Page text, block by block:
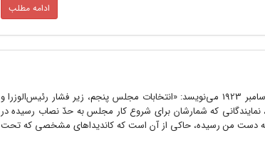
ادامه مطلب
کرنفلد کاردار وقت آمریکا در تهران در گزارش خود به تاریخ 10 دسامبر 1923 می‌نویسد: «انتخابات مجلس پنجم، زیر فشار رئیس‌الوزرا و
نمایندگانی که شمارشان برای شروع کار مجلس به حدّ نصاب رسیده در
دست من رسیده، حاکی از آن است که کاندیداهای مشخصی که تحت